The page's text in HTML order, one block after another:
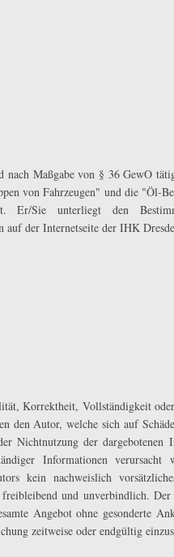
nach Maßgabe von § 36 GewO
von Fahrzeugen" und die "Öl-
Er/Sie unterliegt den
der Internetseite der IHK
Korrektheit, Vollständigkeit
den Autor, welche sich auf
Nichtnutzung der dargebotenen
Informationen verursacht
kein nachweislich
und unverbindlich.
Angebot ohne gesonderte
zeitweise oder endgültig